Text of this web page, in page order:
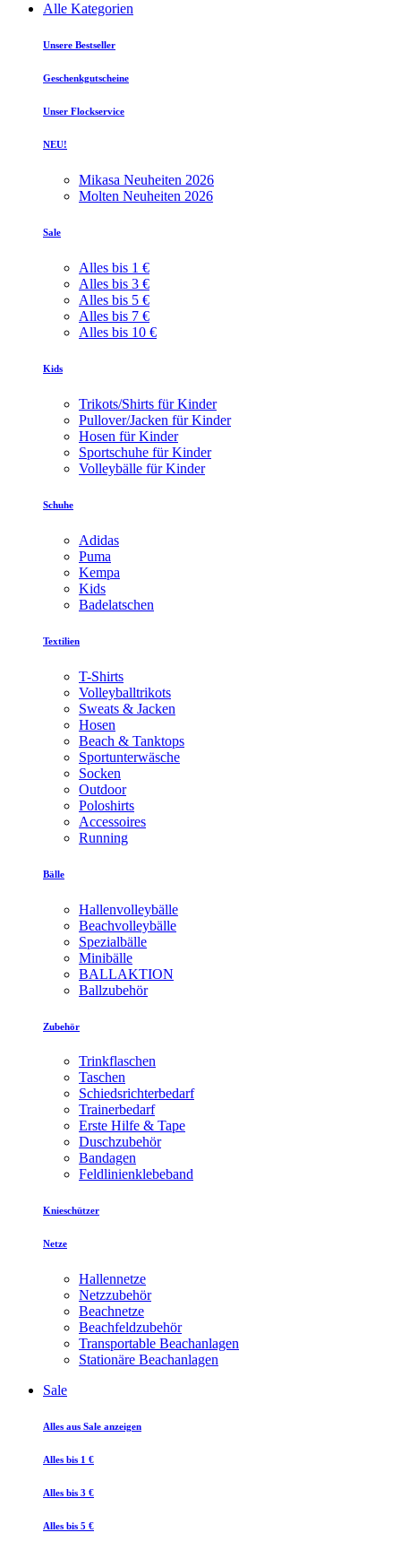
Alle Kategorien
Unsere Bestseller
Geschenkgutscheine
Unser Flockservice
NEU!
Mikasa Neuheiten 2026
Molten Neuheiten 2026
Sale
Alles bis 1 €
Alles bis 3 €
Alles bis 5 €
Alles bis 7 €
Alles bis 10 €
Kids
Trikots/Shirts für Kinder
Pullover/Jacken für Kinder
Hosen für Kinder
Sportschuhe für Kinder
Volleybälle für Kinder
Schuhe
Adidas
Puma
Kempa
Kids
Badelatschen
Textilien
T-Shirts
Volleyballtrikots
Sweats & Jacken
Hosen
Beach & Tanktops
Sportunterwäsche
Socken
Outdoor
Poloshirts
Accessoires
Running
Bälle
Hallenvolleybälle
Beachvolleybälle
Spezialbälle
Minibälle
BALLAKTION
Ballzubehör
Zubehör
Trinkflaschen
Taschen
Schiedsrichterbedarf
Trainerbedarf
Erste Hilfe & Tape
Duschzubehör
Bandagen
Feldlinienklebeband
Knieschützer
Netze
Hallennetze
Netzzubehör
Beachnetze
Beachfeldzubehör
Transportable Beachanlagen
Stationäre Beachanlagen
Sale
Alles aus Sale anzeigen
Alles bis 1 €
Alles bis 3 €
Alles bis 5 €